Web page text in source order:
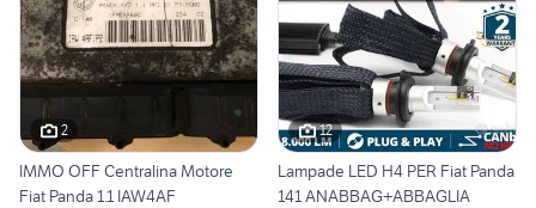
2
IMMO OFF Centralina Motore
Fiat Panda 1.1 IAW4AF
12
Lampade LED H4 PER Fiat Panda
141 ANABBAG+ABBAGLIA